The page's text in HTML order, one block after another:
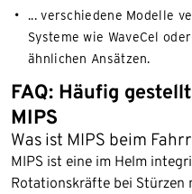
... verschiedene Modelle
Systeme wie WaveCel
ähnlichen Ansätzen.
FAQ: Häufig
MIPS
Was ist MIPS beim
MIPS ist eine im Helm
Rotationskräfte bei Stürzen